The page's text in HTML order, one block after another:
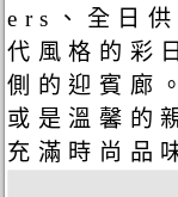
ers、全日
代風格的彩
側的迎賓廊
或是溫馨的
充滿時尚品